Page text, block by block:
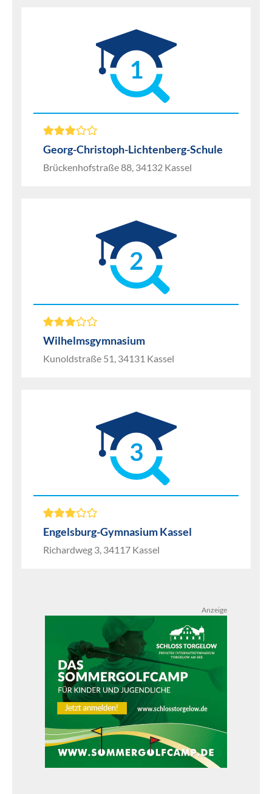
1
Georg-Christoph-Lichtenberg-Schule
Brückenhofstraße 88, 34132 Kassel
2
Wilhelmsgymnasium
Kunoldstraße 51, 34131 Kassel
3
Engelsburg-Gymnasium Kassel
Richardweg 3, 34117 Kassel
Anzeige